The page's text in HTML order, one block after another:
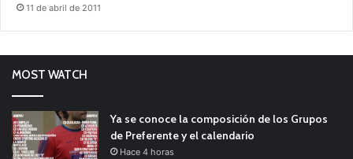
11 de abril de 2011
MOST WATCH
Ya se conoce la composición de los Grupos
de Preferente y el calendario
Hace 4 horas